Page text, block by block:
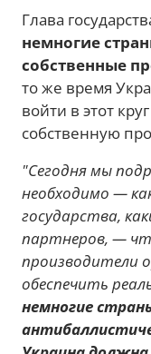
Глава
немногие
собственные
то же время
войти в этот
собственную
"Сегодня мы
необходимо —
государства,
партнеров, —
производители
обеспечить
немногие